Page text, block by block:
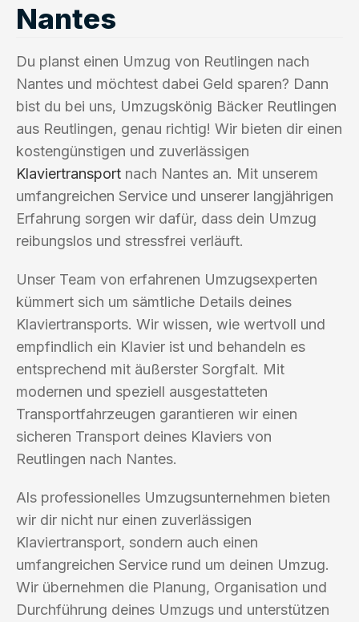
Nantes
Du planst einen Umzug von Reutlingen nach
Nantes und möchtest dabei Geld sparen? Dann
bist du bei uns, Umzugskönig Bäcker Reutlingen
aus Reutlingen, genau richtig! Wir bieten dir einen
kostengünstigen und zuverlässigen
Klaviertransport nach Nantes an. Mit unserem
umfangreichen Service und unserer langjährigen
Erfahrung sorgen wir dafür, dass dein Umzug
reibungslos und stressfrei verläuft.
Unser Team von erfahrenen Umzugsexperten
kümmert sich um sämtliche Details deines
Klaviertransports. Wir wissen, wie wertvoll und
empfindlich ein Klavier ist und behandeln es
entsprechend mit äußerster Sorgfalt. Mit
modernen und speziell ausgestatteten
Transportfahrzeugen garantieren wir einen
sicheren Transport deines Klaviers von
Reutlingen nach Nantes.
Als professionelles Umzugsunternehmen bieten
wir dir nicht nur einen zuverlässigen
Klaviertransport, sondern auch einen
umfangreichen Service rund um deinen Umzug.
Wir übernehmen die Planung, Organisation und
Durchführung deines Umzugs und unterstützen